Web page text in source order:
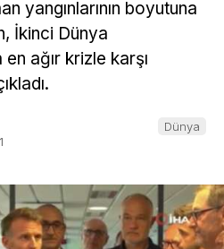
yangınlarının boyutuna
İkinci Dünya
en ağır krizle karşı
Dünya